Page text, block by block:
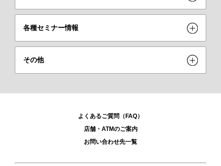
各種セミナー情報
その他
よくあるご質問（FAQ）
店舗・ATMのご案内
お問い合わせ先一覧